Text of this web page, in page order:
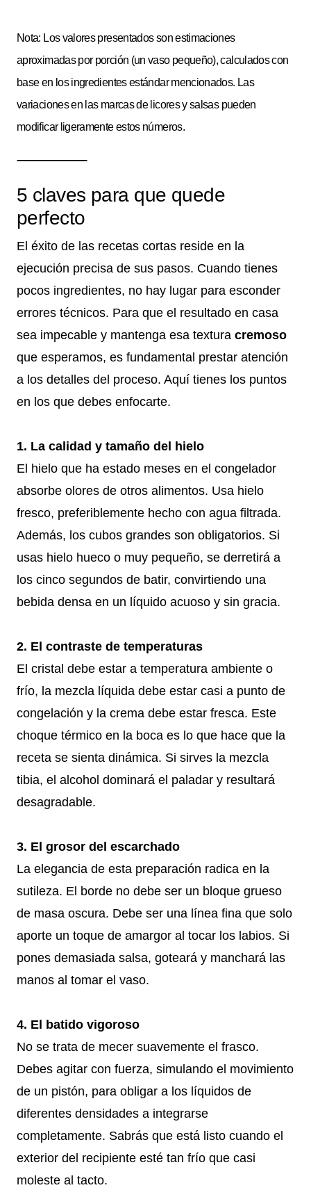
Nota: Los valores presentados son estimaciones
aproximadas por porción (un vaso pequeño), calculados con
base en los ingredientes estándar mencionados. Las
variaciones en las marcas de licores y salsas pueden
modificar ligeramente estos números.
5 claves para que quede
perfecto
El éxito de las recetas cortas reside en la
ejecución precisa de sus pasos. Cuando tienes
pocos ingredientes, no hay lugar para esconder
errores técnicos. Para que el resultado en casa
sea impecable y mantenga esa textura cremoso
que esperamos, es fundamental prestar atención
a los detalles del proceso. Aquí tienes los puntos
en los que debes enfocarte.
1. La calidad y tamaño del hielo
El hielo que ha estado meses en el congelador
absorbe olores de otros alimentos. Usa hielo
fresco, preferiblemente hecho con agua filtrada.
Además, los cubos grandes son obligatorios. Si
usas hielo hueco o muy pequeño, se derretirá a
los cinco segundos de batir, convirtiendo una
bebida densa en un líquido acuoso y sin gracia.
2. El contraste de temperaturas
El cristal debe estar a temperatura ambiente o
frío, la mezcla líquida debe estar casi a punto de
congelación y la crema debe estar fresca. Este
choque térmico en la boca es lo que hace que la
receta se sienta dinámica. Si sirves la mezcla
tibia, el alcohol dominará el paladar y resultará
desagradable.
3. El grosor del escarchado
La elegancia de esta preparación radica en la
sutileza. El borde no debe ser un bloque grueso
de masa oscura. Debe ser una línea fina que solo
aporte un toque de amargor al tocar los labios. Si
pones demasiada salsa, goteará y manchará las
manos al tomar el vaso.
4. El batido vigoroso
No se trata de mecer suavemente el frasco.
Debes agitar con fuerza, simulando el movimiento
de un pistón, para obligar a los líquidos de
diferentes densidades a integrarse
completamente. Sabrás que está listo cuando el
exterior del recipiente esté tan frío que casi
moleste al tacto.